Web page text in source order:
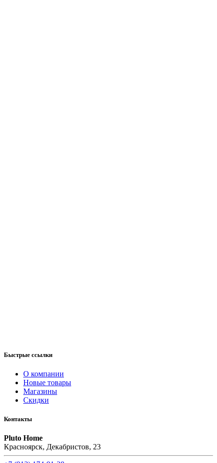
Быстрые ссылки
О компании
Новые товары
Магазины
Скидки
Контакты
Pluto Home
Красноярск, Декабристов, 23